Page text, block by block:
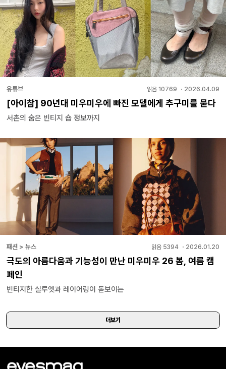
유튜브 읽음 10769 ・ 2026.04.09
[아이참] 90년대 미우미우에 빠진 모델에게 추구미를 묻다
서촌의 숨은 빈티지 숍 정보까지
패션 > 뉴스 읽음 5394 ・ 2026.01.20
극도의 아름다움과 기능성이 만난 미우미우 26 봄, 여름 캠
페인
빈티지한 실루엣과 레이어링이 돋보이는
더보기